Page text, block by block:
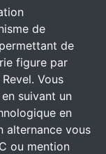
de
de
figure par
Revel. Vous
suivant un
en
alternance vous
ou mention